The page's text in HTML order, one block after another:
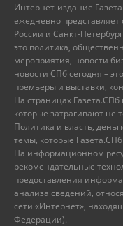
Интернет-издание
ежедневно
России и Санкт-
это политика,
мероприятия, новости
новости СПб сегодня –
премьеры и выставки,
На страницах
которые затрагивают не
Политика и власть,
темы, которые
На информационном
рекомендательные
предоставления
анализа сведений,
сети «Интернет»,
Федерации).